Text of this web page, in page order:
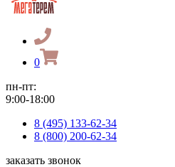
0
пн-пт:
9:00-18:00
8 (495) 133-62-34
8 (800) 200-62-34
заказать звонок